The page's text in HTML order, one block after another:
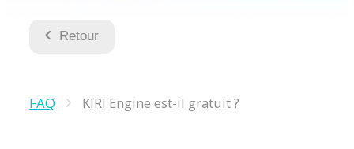
Retour
FAQ KIRI Engine est-il gratuit ?